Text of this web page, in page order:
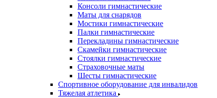
Консоли гимнастические
Маты для снарядов
Мостики гимнастические
Палки гимнастические
Перекладины гимнастические
Скамейки гимнастические
Стоялки гимнастические
Страховочные маты
Шесты гимнастические
Спортивное оборудование для инвалидов
Тяжелая атлетика